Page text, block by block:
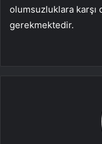
olumsuzluklara karşı
gerekmektedir.